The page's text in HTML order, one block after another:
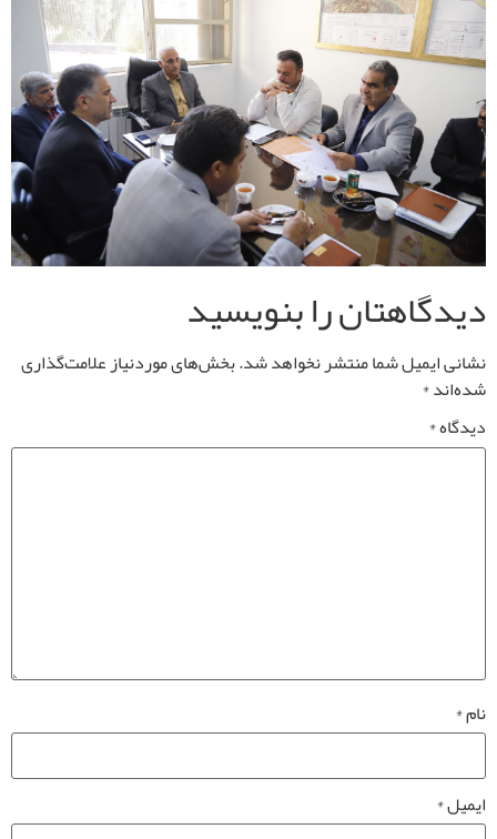
دیدگاهتان را بنویسید
نشانی ایمیل شما منتشر نخواهد شد.بخش‌های موردنیاز علامت‌گذاری
شده‌اند*
دیدگاه*
نام*
ایمیل*